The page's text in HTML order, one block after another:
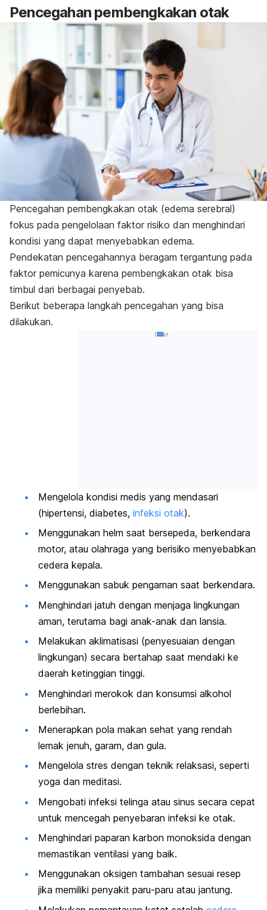
Pencegahan pembengkakan otak
Pencegahan pembengkakan otak (edema serebral)
fokus pada pengelolaan faktor risiko dan menghindari
kondisi yang dapat menyebabkan edema.
Pendekatan pencegahannya beragam tergantung pada
faktor pemicunya karena pembengkakan otak bisa
timbul dari berbagai penyebab.
Berikut beberapa langkah pencegahan yang bisa
dilakukan.
Iklan
Mengelola kondisi medis yang mendasari
(hipertensi, diabetes, infeksi otak).
Menggunakan helm saat bersepeda, berkendara
motor, atau olahraga yang berisiko menyebabkan
cedera kepala.
Menggunakan sabuk pengaman saat berkendara.
Menghindari jatuh dengan menjaga lingkungan
aman, terutama bagi anak-anak dan lansia.
Melakukan aklimatisasi (penyesuaian dengan
lingkungan) secara bertahap saat mendaki ke
daerah ketinggian tinggi.
Menghindari merokok dan konsumsi alkohol
berlebihan.
Menerapkan pola makan sehat yang rendah
lemak jenuh, garam, dan gula.
Mengelola stres dengan teknik relaksasi, seperti
yoga dan meditasi.
Mengobati infeksi telinga atau sinus secara cepat
untuk mencegah penyebaran infeksi ke otak.
Menghindari paparan karbon monoksida dengan
memastikan ventilasi yang baik.
Menggunakan oksigen tambahan sesuai resep
jika memiliki penyakit paru-paru atau jantung.